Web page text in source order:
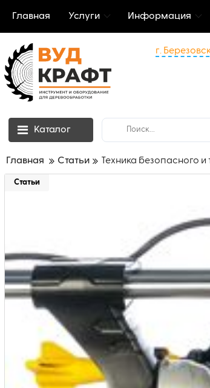
Главная Услуги Информация
г.
Каталог
Главная Статьи Техника безопасного
Статьи